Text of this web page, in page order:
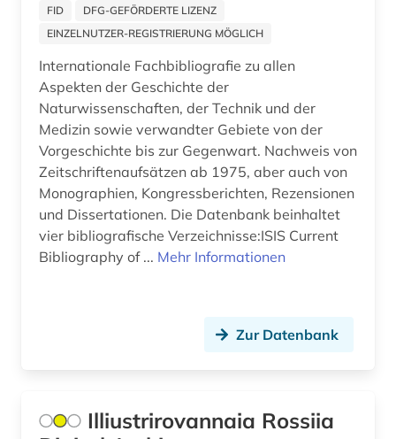
aerodynamik (1)
aeronomie (1)
aerospace (1)
aesopus (1)
afanasij a. (1)
affekt (1)
afghanistan (4)
afrika amerika großbritannien sklavenhandel
Slowakei (39)
Spanien (93)
Suedamerika (103)
Suedasien (26)
Suedostasien (25)
Suedosteuropa (45)
Ukraine (54)
FID
DFG-GEFÖRDERTE LIZENZ
EINZELNUTZER-REGISTRIERUNG MÖGLICH
Internationale Fachbibliografie zu allen
Aspekten der Geschichte der
Naturwissenschaften, der Technik und der
Medizin sowie verwandter Gebiete von der
Vorgeschichte bis zur Gegenwart. Nachweis von
Zeitschriftenaufsätzen ab 1975, aber auch von
Monographien, Kongressberichten, Rezensionen
und Dissertationen. Die Datenbank beinhaltet
vier bibliografische Verzeichnisse:ISIS Current
Bibliography of ... Mehr Informationen
Zur Datenbank
Illiustrirovannaia Rossiia